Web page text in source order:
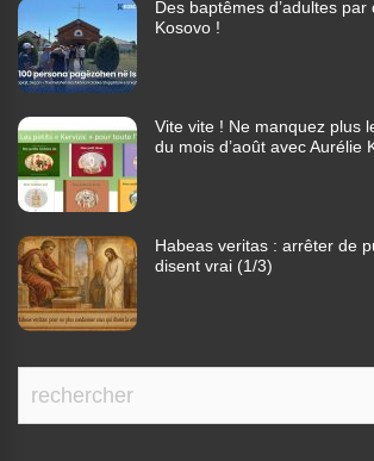
Des baptêmes d’adultes par
Kosovo !
Vite vite ! Ne manquez plus
du mois d’août avec Aurélie
Habeas veritas : arrêter de
disent vrai (1/3)